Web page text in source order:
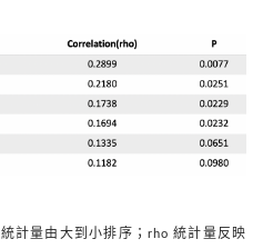
統計量由大到小排序； rho統計量反映